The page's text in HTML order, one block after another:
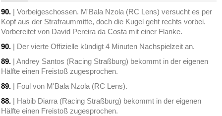
90. | Vorbeigeschossen. M'Bala Nzola (RC Lens) versucht es per
Kopf aus der Strafraummitte, doch die Kugel geht rechts vorbei.
Vorbereitet von David Pereira da Costa mit einer Flanke.
90. | Der vierte Offizielle kündigt 4 Minuten Nachspielzeit an.
89. | Andrey Santos (Racing Straßburg) bekommt in der eigenen
Hälfte einen Freistoß zugesprochen.
89. | Foul von M'Bala Nzola (RC Lens).
88. | Habib Diarra (Racing Straßburg) bekommt in der eigenen
Hälfte einen Freistoß zugesprochen.